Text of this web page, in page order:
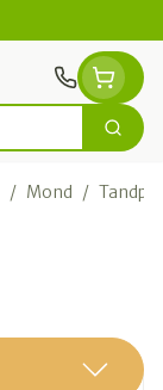
Zoek
/ Mond /